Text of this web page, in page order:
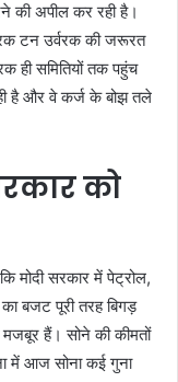
की अपील कर रही है।
टन उर्वरक की जरूरत
ही समितियों तक पहुंच
है और वे कर्ज के बोझ तले
को
मोदी सरकार में पेट्रोल,
बजट पूरी तरह बिगड़
हैं। सोने की कीमतों
में आज सोना कई गुना